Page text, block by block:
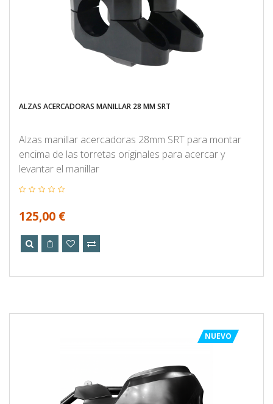
ALZAS ACERCADORAS MANILLAR 28 MM SRT
Alzas manillar acercadoras 28mm SRT para montar
encima de las torretas originales para acercar y
levantar el manillar
125,00 €
NUEVO